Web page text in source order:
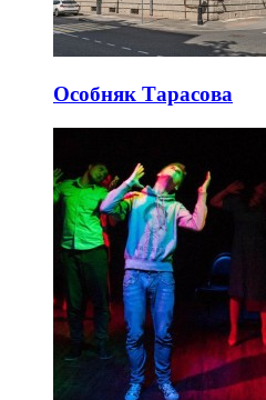
Особняк Тарасова